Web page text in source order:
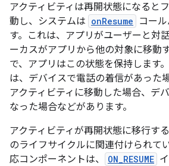
アクティビティは再開状態になると
動し、システムは onResume
コー
す。これは、アプリがユーザーと対
ーカスがアプリから他の対象に移動
で、アプリはこの状態を保持します
は、デバイスで電話の着信があった
アクティビティに移動した場合、デ
なった場合などがあります。
アクティビティが再開状態に移行す
のライフサイクルに関連付けられて
応コンポーネントは、
ON_RESUME